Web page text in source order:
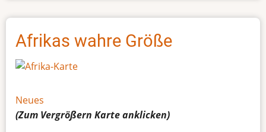
Afrikas wahre Größe
Neues
(Zum Vergrößern Karteanklicken)